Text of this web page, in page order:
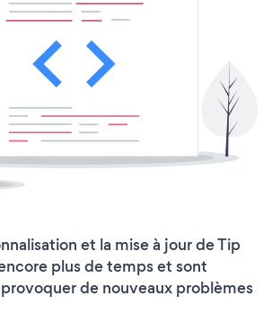
et la mise à jour de Tip
plus de temps et sont
de nouveaux problèmes